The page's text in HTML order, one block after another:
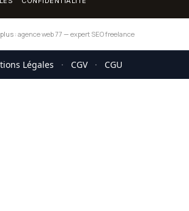
: agence web 77 — expert SEO freelance
Légales · CGV · CGU